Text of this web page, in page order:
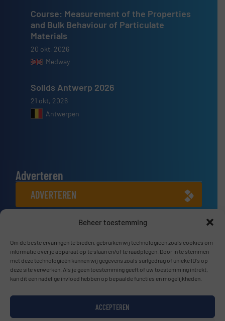
Beheer toestemming
Om de beste ervaringen te bieden, gebruiken wij technologieën zoals cookies om
informatie over je apparaat op te slaan en/of te raadplegen. Door in te stemmen
met deze technologieën kunnen wij gegevens zoals surfgedrag of unieke ID's op
deze site verwerken. Als je geen toestemming geeft of uw toestemming intrekt,
kan dit een nadelige invloed hebben op bepaalde functies en mogelijkheden.
ACCEPTEREN
Course: Measurement of the Properties
and Bulk Behaviour of Particulate
Materials
20 okt, 2026
Medway
Solids Antwerp 2026
21 okt, 2026
Antwerpen
Adverteren
ADVERTEREN
Connect met ons
LINKEDIN
SCHRIJF JE NU IN